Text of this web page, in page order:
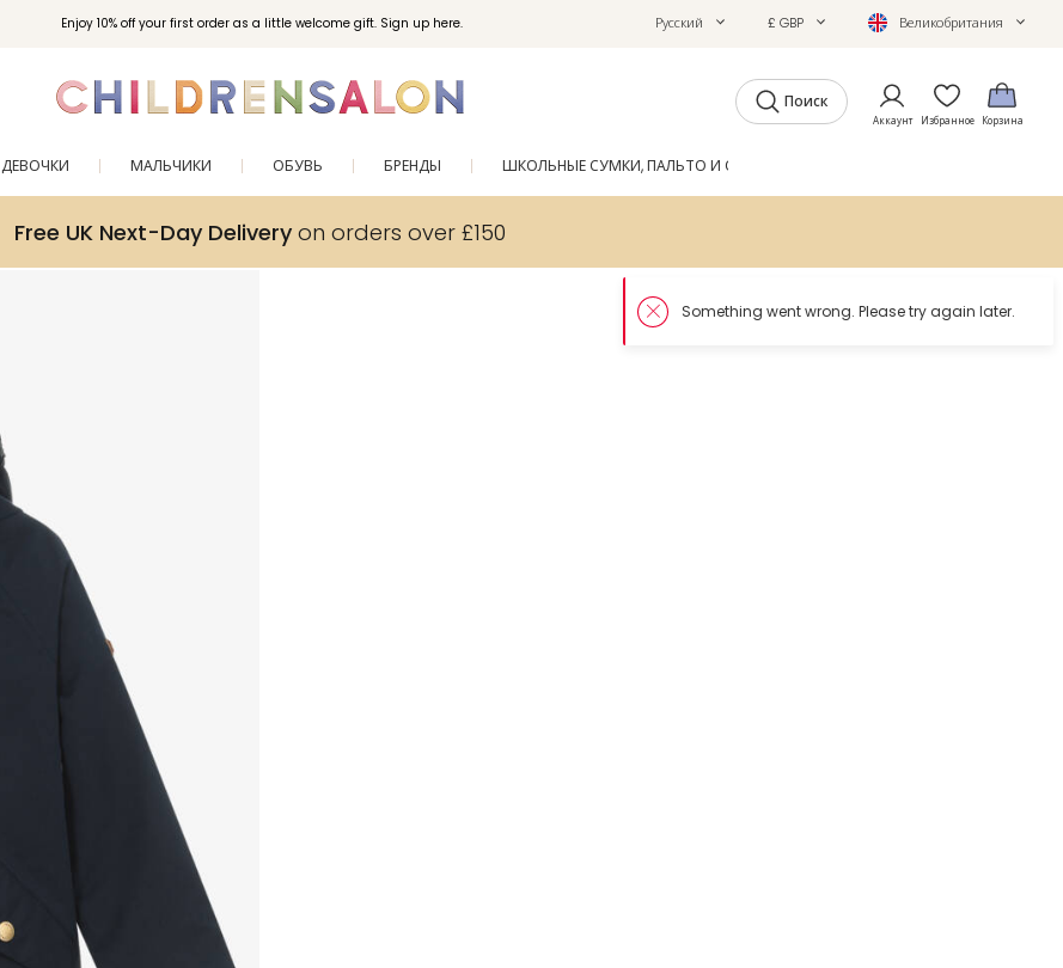
Enjoy 10% off your first order as a little welcome gift. Sign up here. Русский £ GBP Великобритания
Поиск
Аккаунт Избранное Корзина
ДЕВОЧКИ МАЛЬЧИКИ ОБУВЬ БРЕНДЫ ШКОЛЬНЫЕ СУМКИ, ПАЛЬТО И ОБУВЬ
Free UK Next-Day Deliveryon orders over £150